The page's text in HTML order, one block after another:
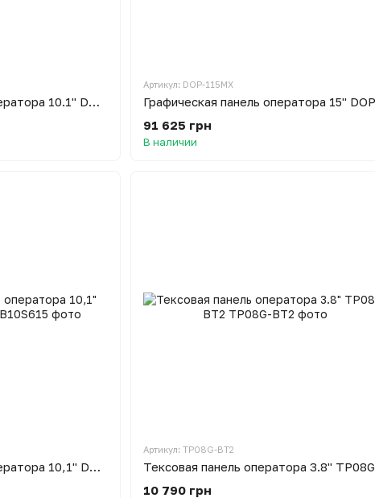
Графическая панель оператора 10.1" DOP-110CS
Артикул: DOP-115MX
91 625 грн
В наличии
Графическая панель оператора 10,1" DOP-B10S615
Артикул: TP08G-BT2
10 790 грн